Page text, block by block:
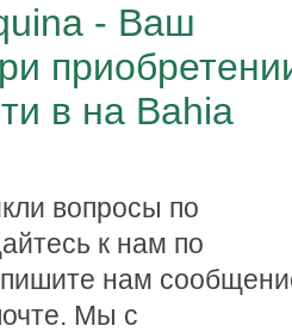
- Ваш
в на Bahia
вопросы по
к нам по
нам
Мы с